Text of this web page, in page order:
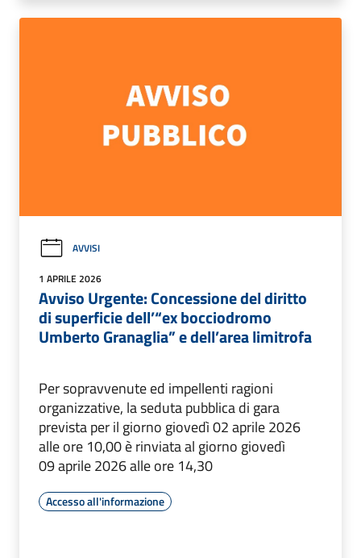
AVVISI
1 APRILE 2026
Avviso Urgente: Concessione del diritto
di superficie dell’“ex bocciodromo
Umberto Granaglia” e dell’area limitrofa
Per sopravvenute ed impellenti ragioni
organizzative, la seduta pubblica di gara
prevista per il giorno giovedì 02 aprile 2026
alle ore 10,00 è rinviata al giorno giovedì
09 aprile 2026 alle ore 14,30
Accesso all'informazione